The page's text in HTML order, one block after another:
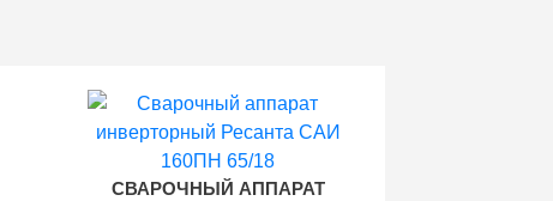
СВАРОЧНЫЙ АППАРАТ